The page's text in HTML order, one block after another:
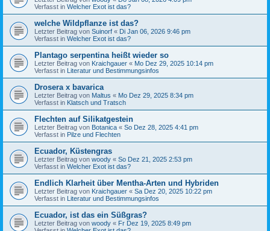
Verfasst in Welcher Exot ist das?
welche Wildpflanze ist das?
Letzter Beitrag von Suinorf « Di Jan 06, 2026 9:46 pm
Verfasst in Welcher Exot ist das?
Plantago serpentina heißt wieder so
Letzter Beitrag von Kraichgauer « Mo Dez 29, 2025 10:14 pm
Verfasst in Literatur und Bestimmungsinfos
Drosera x bavarica
Letzter Beitrag von Maltus « Mo Dez 29, 2025 8:34 pm
Verfasst in Klatsch und Tratsch
Flechten auf Silikatgestein
Letzter Beitrag von Botanica « So Dez 28, 2025 4:41 pm
Verfasst in Pilze und Flechten
Ecuador, Küstengras
Letzter Beitrag von woody « So Dez 21, 2025 2:53 pm
Verfasst in Welcher Exot ist das?
Endlich Klarheit über Mentha-Arten und Hybriden
Letzter Beitrag von Kraichgauer « Sa Dez 20, 2025 10:22 pm
Verfasst in Literatur und Bestimmungsinfos
Ecuador, ist das ein Süßgras?
Letzter Beitrag von woody « Fr Dez 19, 2025 8:49 pm